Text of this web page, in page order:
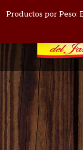
Productos por